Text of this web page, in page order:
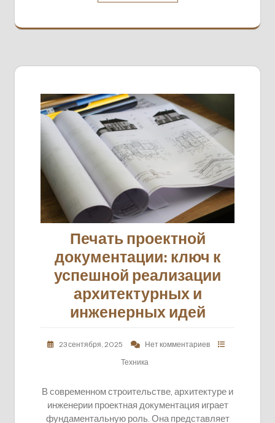
Печать проектной
документации: ключ к
успешной реализации
архитектурных и
инженерных идей
23 сентября, 2025
Нет комментариев
Техника
В современном строительстве, архитектуре и
инженерии проектная документация играет
фундаментальную роль. Она представляет